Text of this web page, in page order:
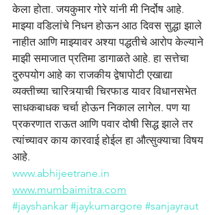
केला होता. जयकुमार गोरे यांनी मी निर्दोष आहे.
माझ्या वडिलांचे निधन होऊन आठ दिवस सुद्धा झाले
नाहीत आणि माझ्यावर अश्या पद्धतीचे आरोप केल्याने
माझी समाजात प्रतिमा डागाळते आहे. हा सत्तेचा
दुरुपयोग आहे का राजकीय द्वेषापोटी एखाद्या
व्यक्तीच्या चारित्र्याची चिरफाड यावर विधानसभेत
साधकबाधक चर्चा होऊन निकाल लागेल. पण या
प्रकरणात राऊत आणि पवार दोषी सिद्ध झाले तर
त्यांच्यावर काय कारवाई होईल हा औत्सुक्याचा विषय
आहे.
www.abhijeetrane.in
www.mumbaimitra.com
#jayshankar #jaykumargore #sanjayraut